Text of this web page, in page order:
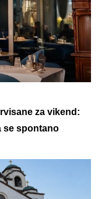
za vikend:
se spontano